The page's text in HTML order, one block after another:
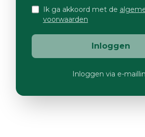
Ik ga akkoord met de
voorwaarden
Inloggen
Inloggen via e-